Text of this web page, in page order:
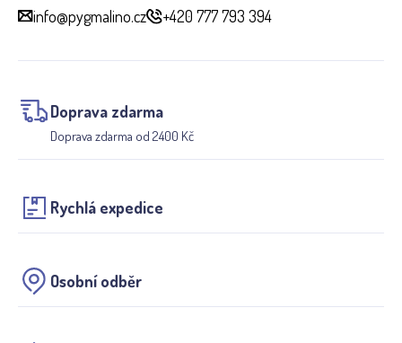
info@pygmalino.cz +420 777 793 394
Doprava zdarma
Doprava zdarma od 2400 Kč
Rychlá expedice
Osobní odběr